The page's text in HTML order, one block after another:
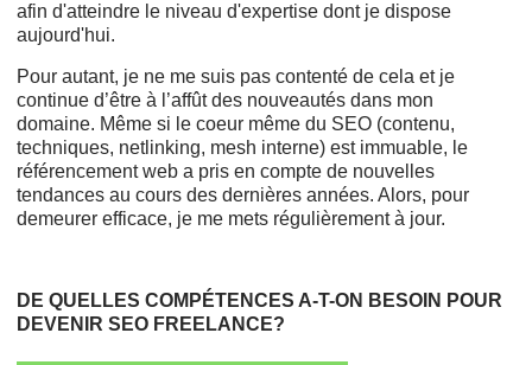
afin d'atteindre le niveau d'expertise dont je dispose
aujourd'hui.
Pour autant, je ne me suis pas contenté de cela et je
continue d’être à l’affût des nouveautés dans mon
domaine. Même si le coeur même du SEO (contenu,
techniques, netlinking, mesh interne) est immuable, le
référencement web a pris en compte de nouvelles
tendances au cours des dernières années. Alors, pour
demeurer efficace, je me mets régulièrement à jour.
DE QUELLES COMPÉTENCES A-T-ON BESOIN POUR
DEVENIR SEO FREELANCE?